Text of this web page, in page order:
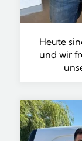
Heute
und wir